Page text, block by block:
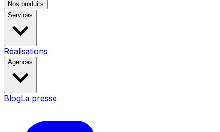
Nos produits
Services
Réalisations
Agences
BlogLa presse